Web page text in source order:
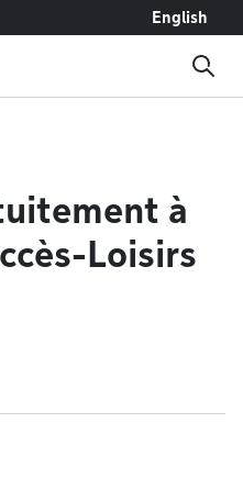
English
à
Loisirs